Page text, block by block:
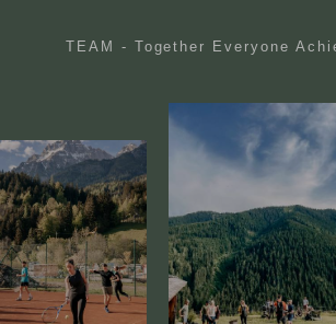
Blog
Team
TEAM - Together Everyone